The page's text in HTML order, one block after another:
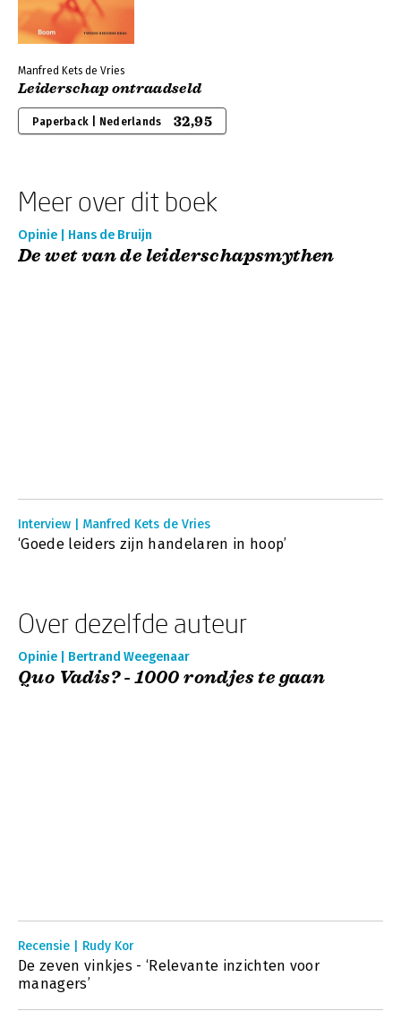
Manfred Kets de Vries
Leiderschap ontraadseld
Paperback | Nederlands 32,95
Meer over dit boek
Opinie | Hans de Bruijn
De wet van de leiderschapsmythen
Interview | Manfred Kets de Vries
‘Goede leiders zijn handelaren in hoop’
Over dezelfde auteur
Opinie | Bertrand Weegenaar
Quo Vadis? - 1000 rondjes te gaan
Recensie | Rudy Kor
De zeven vinkjes - ‘Relevante inzichten voor
managers’